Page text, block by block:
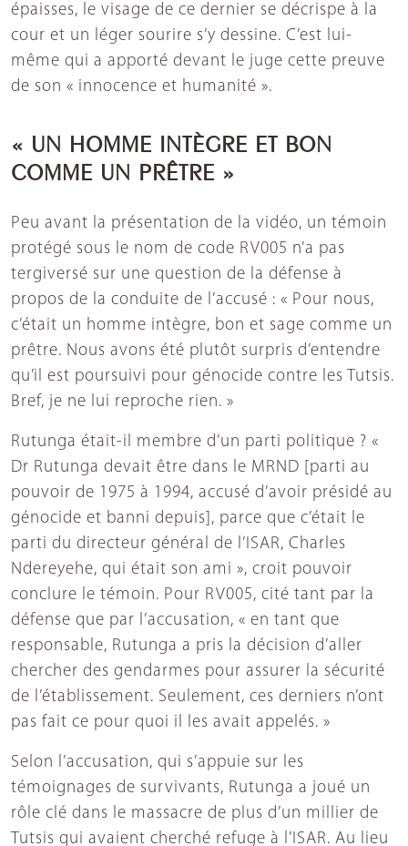
épaisses, le visage de ce dernier se décrispe à la
cour et un léger sourire s’y dessine. C’est lui-
même qui a apporté devant le juge cette preuve
de son « innocence et humanité ».
« UN HOMME INTÈGRE ET BON
COMME UN PRÊTRE »
Peu avant la présentation de la vidéo, un témoin
protégé sous le nom de code RV005 n’a pas
tergiversé sur une question de la défense à
propos de la conduite de l’accusé : « Pour nous,
c’était un homme intègre, bon et sage comme un
prêtre. Nous avons été plutôt surpris d’entendre
qu’il est poursuivi pour génocide contre les Tutsis.
Bref, je ne lui reproche rien. »
Rutunga était-il membre d’un parti politique ? «
Dr Rutunga devait être dans le MRND [parti au
pouvoir de 1975 à 1994, accusé d’avoir présidé au
génocide et banni depuis], parce que c’était le
parti du directeur général de l’ISAR, Charles
Ndereyehe, qui était son ami », croit pouvoir
conclure le témoin. Pour RV005, cité tant par la
défense que par l’accusation, « en tant que
responsable, Rutunga a pris la décision d’aller
chercher des gendarmes pour assurer la sécurité
de l’établissement. Seulement, ces derniers n’ont
pas fait ce pour quoi il les avait appelés. »
Selon l’accusation, qui s’appuie sur les
témoignages de survivants, Rutunga a joué un
rôle clé dans le massacre de plus d’un millier de
Tutsis qui avaient cherché refuge à l’ISAR. Au lieu